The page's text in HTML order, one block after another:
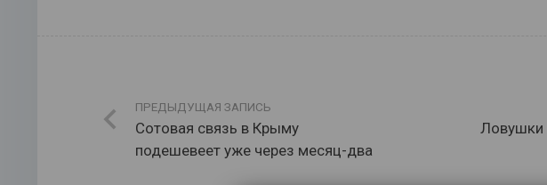
ПРЕДЫДУЩАЯ ЗАПИСЬ
Сотовая связь в Крыму
подешевеет уже через месяц-два
Ловушки